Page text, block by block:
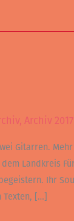
, Archiv 2017
Gitarren.
Landkreis
Ihr
Texten, […]